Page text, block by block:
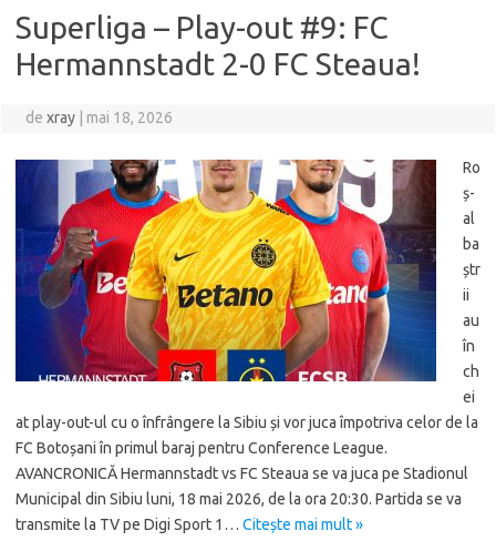
Superliga – Play-out #9: FC
Hermannstadt 2-0 FC Steaua!
de xray mai 18, 2026
Ro
ș-
al
ba
ștr
ii
au
în
ch
ei
at play-out-ul cu o înfrângere la Sibiu și vor juca împotriva celor de la
FC Botoșani în primul baraj pentru Conference League.
AVANCRONICĂ Hermannstadt vs FC Steaua se va juca pe Stadionul
Municipal din Sibiu luni, 18 mai 2026, de la ora 20:30. Partida se va
transmite la TV pe Digi Sport 1… Citește mai mult »